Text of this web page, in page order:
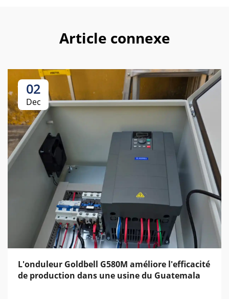
Article connexe
02
Dec
L'onduleur Goldbell G580M améliore l'efficacité
de production dans une usine du Guatemala